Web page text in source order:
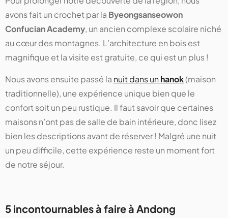
avons fait un crochet par la Byeongsanseowon
Confucian Academy, un ancien complexe scolaire niché
au cœur des montagnes. L’architecture en bois est
magnifique et la visite est gratuite, ce qui est un plus !
Nous avons ensuite passé la nuit dans unhanok(maison
traditionnelle), une expérience unique bien que le
confort soit un peu rustique. Il faut savoir que certaines
maisons n’ont pas de salle de bain intérieure, donc lisez
bien les descriptions avant de réserver ! Malgré une nuit
un peu difficile, cette expérience reste un moment fort
de notre séjour.
5 incontournables à faire à Andong